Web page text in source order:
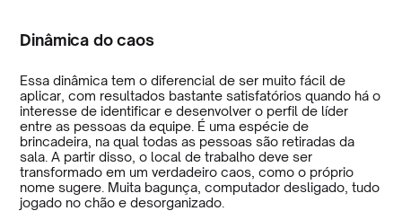
Dinâmica do caos
Essa dinâmica tem o diferencial de ser muito fácil de
aplicar, com resultados bastante satisfatórios quando há o
interesse de identificar e desenvolver o perfil de líder
entre as pessoas da equipe. É uma espécie de
brincadeira, na qual todas as pessoas são retiradas da
sala. A partir disso, o local de trabalho deve ser
transformado em um verdadeiro caos, como o próprio
nome sugere. Muita bagunça, computador desligado, tudo
jogado no chão e desorganizado.